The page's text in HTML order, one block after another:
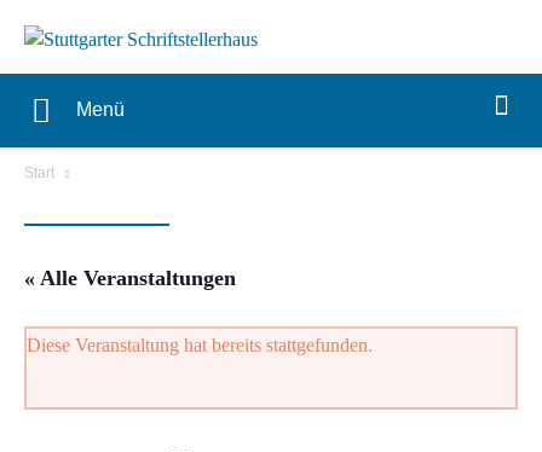
Menü
Start
« Alle Veranstaltungen
Diese Veranstaltung hat bereits stattgefunden.